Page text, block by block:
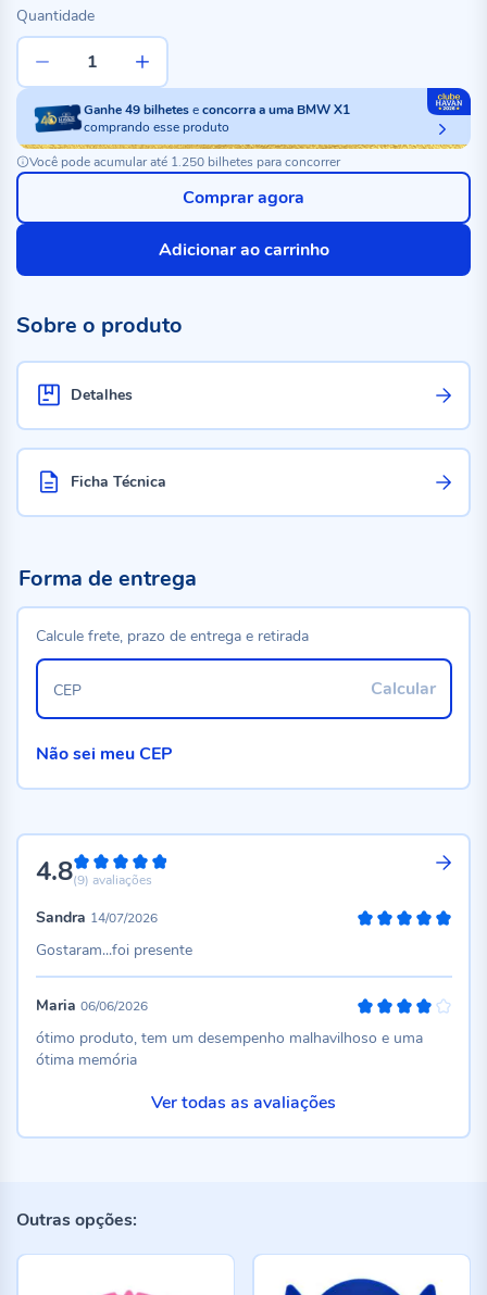
Quantidade
Ganhe49bilheteseconcorra a uma BMW X1
comprando esse produto
Você pode acumular até 1.250 bilhetes para concorrer
Adicionar ao carrinho
Comprar agora
Sobre o produto
Detalhes
Ficha Técnica
4.896%
(9) avaliações
Sandra 14/07/2026
Gostaram...foi presente
Maria 06/06/2026
ótimo produto, tem um desempenho malhavilhoso e uma
ótima memória
Ver todas as avaliações
Forma de entrega
Calcule frete, prazo de entrega e retirada
Calcular
CEP
Não sei meu CEP
Outras opções: